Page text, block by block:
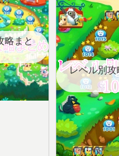
略まと
レベル別